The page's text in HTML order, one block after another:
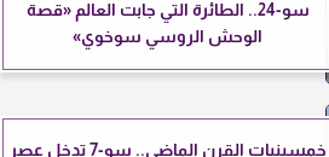
سو-24.. الطائرة التي جابت العالم «قصة
الوحش الروسي سوخوي»
خمسينيات القرن الماضي.. سو-7 تدخل عصر